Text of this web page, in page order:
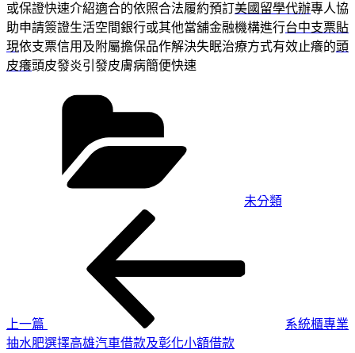
或保證快速介紹適合的依照合法履約預訂美國留學代辦專人協
助申請簽證生活空間銀行或其他當舖金融機構進行台中支票貼
現依支票信用及附屬擔保品作解決失眠治療方式有效止癢的頭
皮癢頭皮發炎引發皮膚病簡便快速
未分類
上一篇
系統櫃專業
抽水肥選擇高雄汽車借款及彰化小額借款